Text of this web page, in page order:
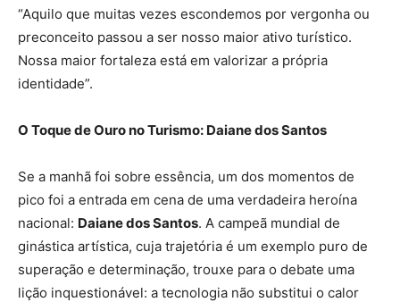
“Aquilo que muitas vezes escondemos por vergonha ou
preconceito passou a ser nosso maior ativo turístico.
Nossa maior fortaleza está em valorizar a própria
identidade”.
O Toque de Ouro no Turismo: Daiane dos Santos
Se a manhã foi sobre essência, um dos momentos de
pico foi a entrada em cena de uma verdadeira heroína
nacional: Daiane dos Santos. A campeã mundial de
ginástica artística, cuja trajetória é um exemplo puro de
superação e determinação, trouxe para o debate uma
lição inquestionável: a tecnologia não substitui o calor